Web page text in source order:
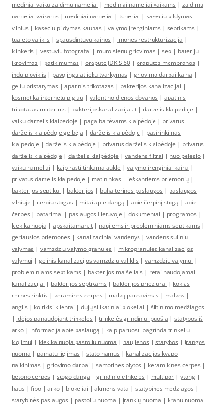
mediniai vaiku zaidimu nameliai | mediniai nameliai vaikams | zaidimu
nameliai vaikams | mediniai nameliai | toneriai | kaseciu pildymas
vilnius | kaseciu pildymas kaunas | valymo įrenginiams | septikams |
tualeto valiklis | spausdintuvu kainos | imones restrukturizacija |
klinkeris | vestuviu fotografai | muro sienu griovimas | seo | bateriju
ikrovimas | patikimumas | orapute JDK S 60 | oraputes membranos |
indu ploviklis | pavojingu atlieku tvarkymas | griovimo darbai kaina |
geliu pristatymas | apatinis trikotazas | bakterijos kanalizacijai |
kosmetika internetu pigiau | valentino dienos dovanos | apatinis
trikotazas moterims | bakterijoskanalizacijai.lt | darzelis klaipedoje |
vaiku darzelis klaipedoje | pagalba tėvams klaipėdoje | privatus
darželis klaipėdoje gelbėja | darželis klaipėdoje | pasirinkimas
klaipėdoje | darželis klaipėdoje | privatus darželis klaipėdoje | privatus
darželis klaipėdoje | darželis klaipėdoje | vandens filtrai | nuo pelesio |
vaiku nameliai | kaip rasti tinkama aukle | valymo irenginiai kaina |
privatus darzelis klaipedoje | matininkas | ieškantiems priemonių |
bakterijos septikui | bakterijos | buhalterines paslaugos | paslaugos
vilniuje | cerpiu stogas | mitai apie dangą | apie čerpinį stogą | apie
čerpes | patarimai | paslaugos Lietuvoje | dokumentai | programos |
kiek kainuoja | apskaitaman.lt | naujiems ir probleminiams septikams |
geriausios priemones | kanalizaciniai vandenys | vandens suliniu
valymas | vamzdziu valymo granules | mikrogranules kanalizacijos
valymui | gelinis kanalizacijos vamzdziu valiklis | vamzdziu valymui |
probleminiams septikams | bakterijos maišeliais | retai naudojamai
kanalizacijai | bakterijos septikams | bakterijos priežiūrai | kokias
cerpes rinktis | keramines cerpes | malkų pardavimas | malkos |
anglis | ko tikisi klientai | dujų silikatiniai blokeliai | šiltinimo medžiagos
| idėjos panaudojant trinkeles | trinkelės grindiniui puošia | statybos iš
arko | informacija apie paslaugą | kaip paruosti pagrinda trinkeliu
klojimui | kiek kainuoja pastoliu nuoma | naujienos | statybos | įrangos
nuoma | pamatu liejimas | stato namus | kanalizacijos kvapo
naikinimas | griovimo darbai | samotines plytos | keramikines cerpes |
betono cerpes | stogo danga | grindinio trinkeles | multipor | ytong |
haus | fibo | arko | blokeliai | akmens vata | statybines medziagos |
statybinės paslaugos | pastoliu nuoma | įrankių nuoma | kranu nuoma